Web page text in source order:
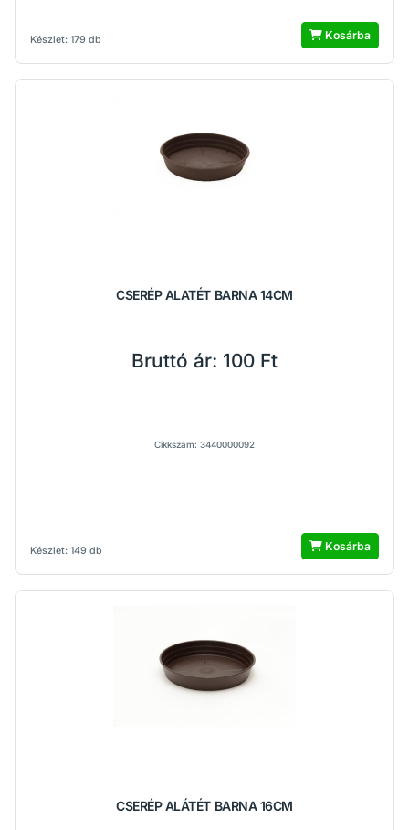
Készlet: 179 db Kosárba
CSERÉP ALATÉT BARNA 14CM
Készlet: 149 db
Bruttó ár: 100 Ft
Cikkszám: 3440000092
Kosárba
CSERÉP ALÁTÉT BARNA 16CM